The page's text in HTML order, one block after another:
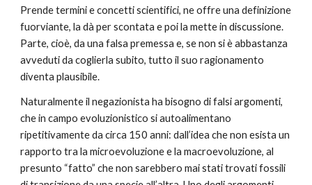
Prende termini e concetti scientifici, ne offre una definizione
fuorviante, la dà per scontata e poi la mette in discussione.
Parte, cioè, da una falsa premessa e, se non si è abbastanza
avveduti da coglierla subito, tutto il suo ragionamento
diventa plausibile.
Naturalmente il negazionista ha bisogno di falsi argomenti,
che in campo evoluzionistico si autoalimentano
ripetitivamente da circa 150 anni: dall’idea che non esista un
rapporto tra la microevoluzione e la macroevoluzione, al
presunto “fatto” che non sarebbero mai stati trovati fossili